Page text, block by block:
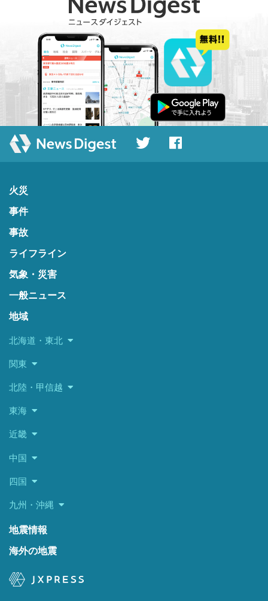
火災
事件
事故
ライフライン
気象・災害
一般ニュース
地域
北海道・東北
関東
北陸・甲信越
東海
近畿
中国
四国
九州・沖縄
地震情報
海外の地震